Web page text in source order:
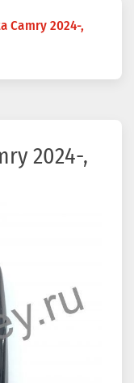
Camry 2024-,
2024-,